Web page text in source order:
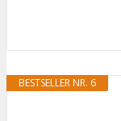
BESTSELLER NR. 6